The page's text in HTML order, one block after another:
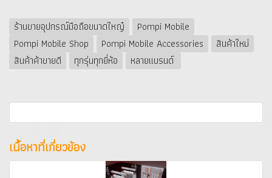
ร้านขายอุปกรณ์มือถือขนาดใหญ๋
Pompi Mobile
Pompi Mobile Shop
Pompi Mobile Accessories
สินค้าใหม่
สินค้าค้าขายดี
ทุกรุ่นทุกยี่ห้อ หลายแบรนด์
เนื้อหาที่เกี่ยวข้อง